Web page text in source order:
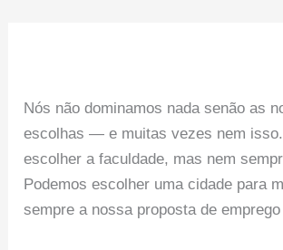
Nós não dominamos nada senão as
escolhas — e muitas vezes nem
escolher a faculdade, mas nem
Podemos escolher uma cidade para
sempre a nossa proposta de